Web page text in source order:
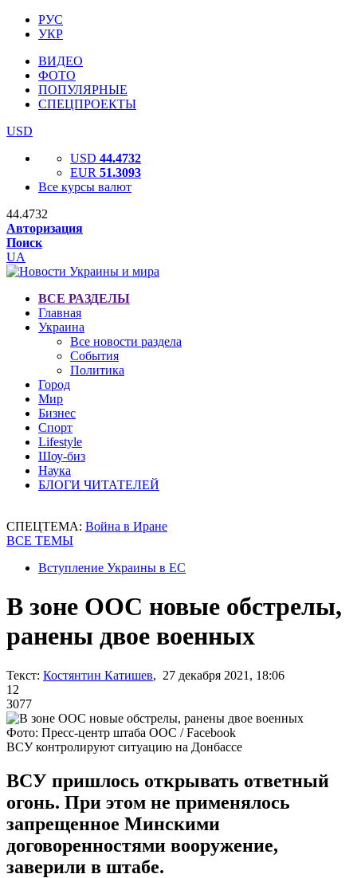
РУС
УКР
ВИДЕО
ФОТО
ПОПУЛЯРНЫЕ
СПЕЦПРОЕКТЫ
USD
USD 44.4732
EUR 51.3093
Все курсы валют
44.4732
Авторизация
Поиск
UA
ВСЕ РАЗДЕЛЫ
Главная
Украина
Все новости раздела
События
Политика
Город
Мир
Бизнес
Спорт
Lifestyle
Шоу-биз
Наука
БЛОГИ ЧИТАТЕЛЕЙ
СПЕЦТЕМА: Война в Иране
ВСЕ ТЕМЫ
Вступление Украины в ЕС
В зоне ООС новые обстрелы,
ранены двое военных
Текст: Костянтин Катишев, 27 декабря 2021, 18:06
12
3077
Фото: Пресс-центр штаба ООС / Facebook
ВСУ контролируют ситуацию на Донбассе
ВСУ пришлось открывать ответный
огонь. При этом не применялось
запрещенное Минскими
договоренностями вооружение,
заверили в штабе.